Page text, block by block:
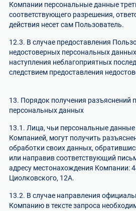
Компании персональные данные
соответствующего разрешения,
действия несет сам Пользователь.
12.3. В случае предоставления
недостоверных персональных данных
наступления неблагоприятных
следствием предоставления
13. Порядок получения разъяснений
персональных данных
13.1. Лица, чьи персональные
Компанией, могут получить
обработки своих данных,
или направив соответствующий
адресу местонахождения Компании:
Циолковского, 12А.
13.2. В случае направления
Компанию в тексте запроса